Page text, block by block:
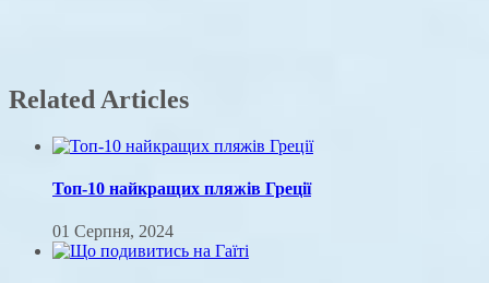
Related Articles
Топ-10 найкращих пляжів Греції
01 Серпня, 2024